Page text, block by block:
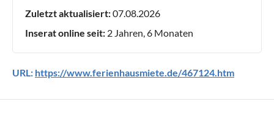
Zuletzt aktualisiert:07.08.2026
Inserat online seit: 2 Jahren, 6 Monaten
URL: https://www.ferienhausmiete.de/467124.htm